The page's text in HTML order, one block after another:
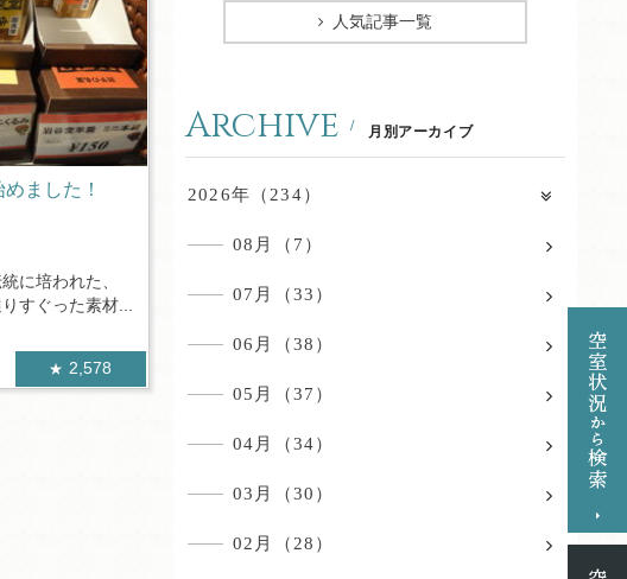
ました！
に培われた、
すぐった素材...
2,578
人気記事一覧
Archive 月別アーカイブ
2026年（234）
08月（7）
07月（33）
06月（38）
05月（37）
04月（34）
03月（30）
02月（28）